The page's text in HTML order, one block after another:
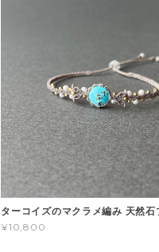
ターコイズのマクラメ編み 天然石
¥10,800